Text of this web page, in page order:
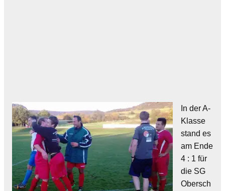
In der A-
Klasse
stand es
am Ende
4 : 1 für
die SG
Obersch